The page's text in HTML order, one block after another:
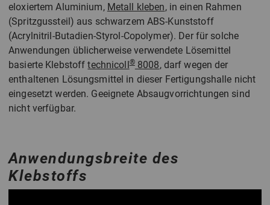
eloxiertem Aluminium, Metall kleben, in einen Rahmen
(Spritzgussteil) aus schwarzem ABS-Kunststoff
(Acrylnitril-Butadien-Styrol-Copolymer). Der für solche
Anwendungen üblicherweise verwendete Lösemittel
basierte Klebstofftechnicoll®8008, darf wegen der
enthaltenen Lösungsmittel in dieser Fertigungshalle nicht
eingesetzt werden. Geeignete Absaugvorrichtungen sind
nicht verfügbar.
Anwendungsbreite des
Klebstoffs